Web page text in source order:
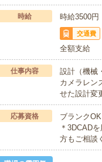
時給 時給3500
交通費
全額支給
仕事内容
設計（機械
カメラレン
せた設計変
応募資格
ブランクOK
＊3DCAD
方もご相談